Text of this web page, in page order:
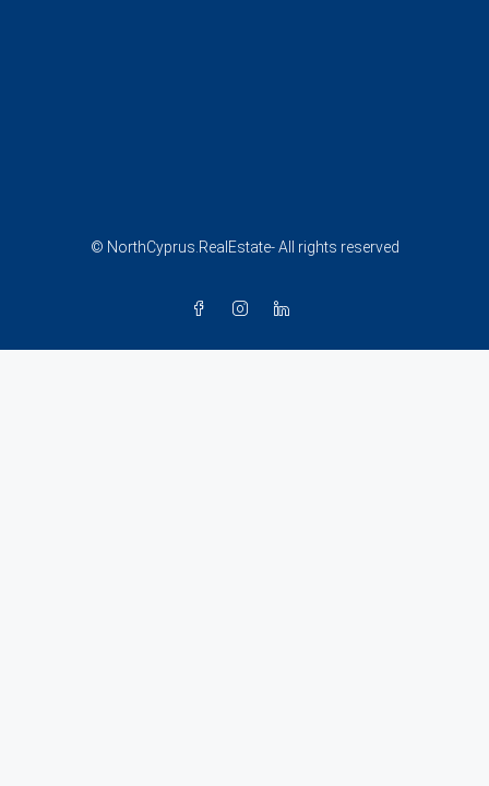
© NorthCyprus.RealEstate- All rights reserved